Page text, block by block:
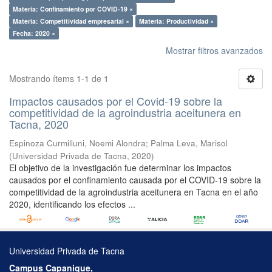
Materia: Confinamiento por COVID-19 ×
Materia: Competitividad empresarial ×
Materia: Productividad ×
Fecha: 2020 ×
Mostrar filtros avanzados
Mostrando ítems 1-1 de 1
Impactos causados por el Covid-19 sobre la
competitividad de la agroindustria aceitunera en
Tacna, 2020
Espinoza Curmilluni, Noemi Alondra; Palma Leva, Marisol
(Universidad Privada de Tacna, 2020)
El objetivo de la investigación fue determinar los impactos
causados por el confinamiento causada por el COVID-19 sobre la
competitividad de la agroindustria aceitunera en Tacna en el año
2020, identificando los efectos ...
Universidad Privada de Tacna
Campus Capanique,